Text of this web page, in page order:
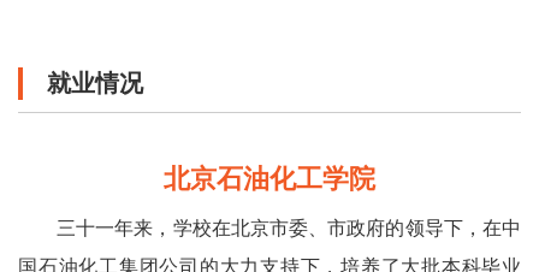
就业情况
北京石油化工学院
三十一年来，学校在北京市委、市政府的领导下，在中
国石油化工集团公司的大力支持下，培养了大批本科毕业